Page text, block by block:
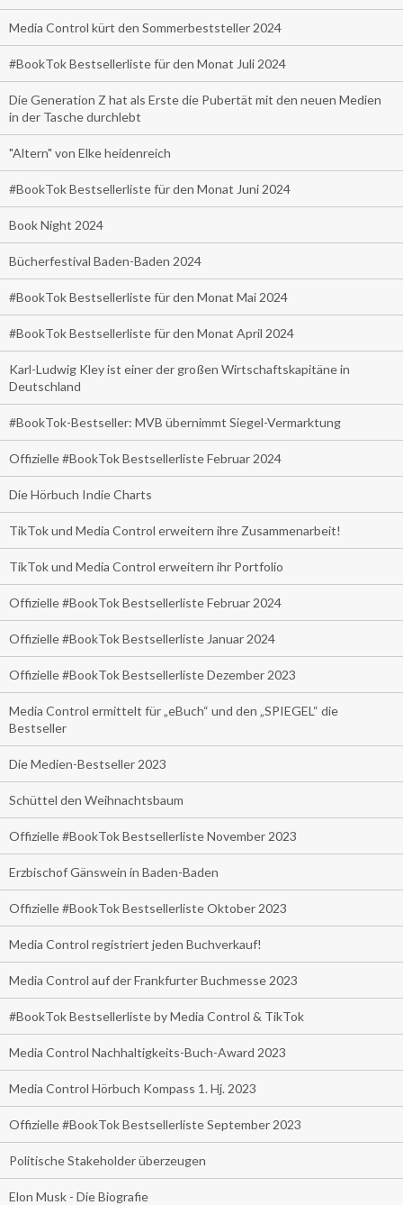
Media Control kürt den Sommerbeststeller 2024
#BookTok Bestsellerliste für den Monat Juli 2024
Die Generation Z hat als Erste die Pubertät mit den neuen Medien
in der Tasche durchlebt
"Altern" von Elke heidenreich
#BookTok Bestsellerliste für den Monat Juni 2024
Book Night 2024
Bücherfestival Baden-Baden 2024
#BookTok Bestsellerliste für den Monat Mai 2024
#BookTok Bestsellerliste für den Monat April 2024
Karl-Ludwig Kley ist einer der großen Wirtschaftskapitäne in
Deutschland
#BookTok-Bestseller: MVB übernimmt Siegel-Vermarktung
Offizielle #BookTok Bestsellerliste Februar 2024
Die Hörbuch Indie Charts
TikTok und Media Control erweitern ihre Zusammenarbeit!
TikTok und Media Control erweitern ihr Portfolio
Offizielle #BookTok Bestsellerliste Februar 2024
Offizielle #BookTok Bestsellerliste Januar 2024
Offizielle #BookTok Bestsellerliste Dezember 2023
Media Control ermittelt für „eBuch“ und den „SPIEGEL“ die
Bestseller
Die Medien-Bestseller 2023
Schüttel den Weihnachtsbaum
Offizielle #BookTok Bestsellerliste November 2023
Erzbischof Gänswein in Baden-Baden
Offizielle #BookTok Bestsellerliste Oktober 2023
Media Control registriert jeden Buchverkauf!
Media Control auf der Frankfurter Buchmesse 2023
#BookTok Bestsellerliste by Media Control & TikTok
Media Control Nachhaltigkeits-Buch-Award 2023
Media Control Hörbuch Kompass 1. Hj. 2023
Offizielle #BookTok Bestsellerliste September 2023
Politische Stakeholder überzeugen
Elon Musk - Die Biografie